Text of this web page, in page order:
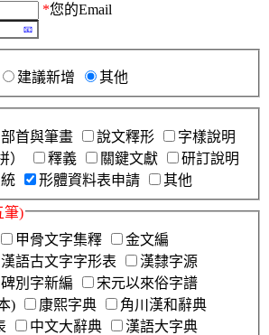
*您的Email
建議新增 其他
部首與筆畫 說文釋形
字樣說明
）
釋義 關鍵文獻
研訂說明
形體資料表申請 其他
筆)
甲骨文字集釋
金文編
漢語古文字字形表
漢隸字源
碑別字新編
宋元以來俗字譜
)
康熙字典
角川漢和辭典
中文大辭典
漢語大字典